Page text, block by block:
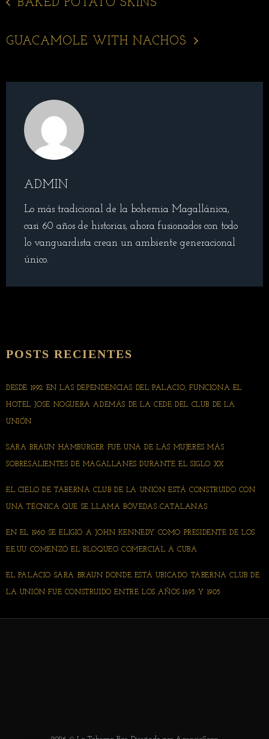
BAKED POTATO SKINS
GUACAMOLE WITH NACHOS
ADMIN
Lo más tradicional de la bohemia Magallánica,
casi 60 años de historias, ahora fusionados con todo
lo vanguardista crean un ambiente generacional
único.
POSTS RECIENTES
DESDE 1992 EN LAS DEPENDENCIAS DEL PALACIO, FUNCIONA EL
HOTEL JOSÉ NOGUERA ADEMÁS DE LA CEDE DEL CLUB DE LA
UNIÓN
SARA BRAUN HAMBURGER FUE UNA DE LAS MUJERES MÁS
SOBRESALIENTES DE MAGALLANES DURANTE EL SIGLO XX
EL CIELO DE TABERNA CLUB DE LA UNIÓN ESTÁ CONSTRUIDO CON
UNA TÉCNICA QUE SE LLAMA BÓVEDAS CATALANAS
EN EL 1960 SE ELIGIÓ A JOHN KENNEDY COMO PRESIDENTE DE LOS
EE.UU COMENZÓ EL BLOQUEO COMERCIAL A CUBA
EL PALACIO SARA BRAUN DONDE ESTÁ UBICADO TABERNA CLUB DE
LA UNIÓN FUE CONSTRUIDO ENTRE LOS AÑOS 1895 Y 1905